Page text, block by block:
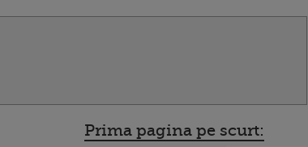
Prima pagina pe scurt: